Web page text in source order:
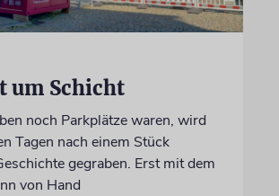
um Schicht
noch Parkplätze waren, wird
Tagen nach einem Stück
gegraben. Erst mit dem
von Hand